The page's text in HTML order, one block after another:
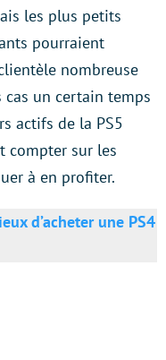
les plus petits
pourraient
nombreuse
cas un certain temps
actifs de la PS5
compter sur les
à en profiter.
d’acheter une PS4